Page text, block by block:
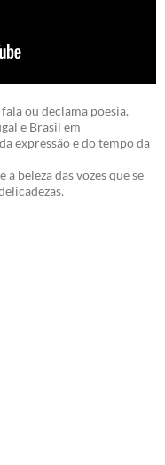
ou declama poesia.
e Brasil em
expressão e do tempo da
beleza das vozes que se